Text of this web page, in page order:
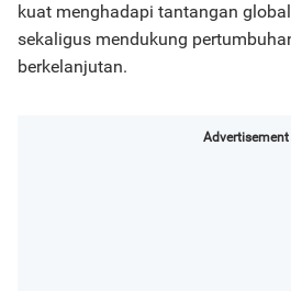
kuat menghadapi tantangan
sekaligus mendukung
berkelanjutan.
Advertisement